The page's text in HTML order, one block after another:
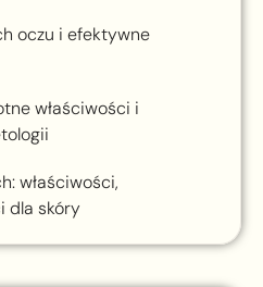
oczu i efektywne
właściwości i
właściwości,
dla skóry